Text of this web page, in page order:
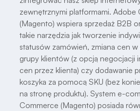
zewnętrznymi platformami. Adobe
(Magento) wspiera sprzedaż B2B
takie narzędzia jak tworzenie
statusów zamówień, zmiana cen
grupy klientów (z opcją negocjacji
cen przez klienta) czy dodawanie
koszyka za pomocą SKU (bez
na stronę produktu). System e-
Commerce (Magento) posiada